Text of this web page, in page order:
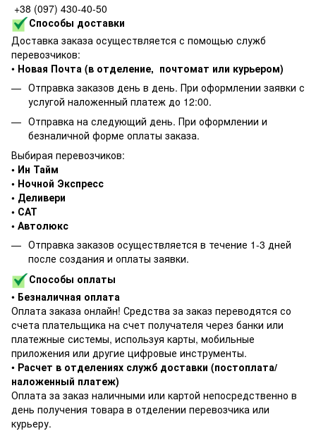
+38 (097) 430-40-50
Способы доставки
Доставка заказа осуществляется с помощью служб
перевозчиков:
• Новая Почта (в отделение, почтомат или курьером)
Отправка заказов день в день. При оформлении заявки с
услугой наложенный платеж до 12:00.
Отправка на следующий день. При оформлении и
безналичной форме оплаты заказа.
Выбирая перевозчиков:
• Ин Тайм
• Ночной Экспресс
• Деливери
• САТ
• Автолюкс
Отправка заказов осуществляется в течение 1-3 дней
после создания и оплаты заявки.
Способы оплаты
• Безналичная оплата
Оплата заказа онлайн! Средства за заказ переводятся со
счета плательщика на счет получателя через банки или
платежные системы, используя карты, мобильные
приложения или другие цифровые инструменты.
• Расчет в отделениях служб доставки (постоплата/
наложенный платеж)
Оплата за заказ наличными или картой непосредственно в
день получения товара в отделении перевозчика или
курьеру.